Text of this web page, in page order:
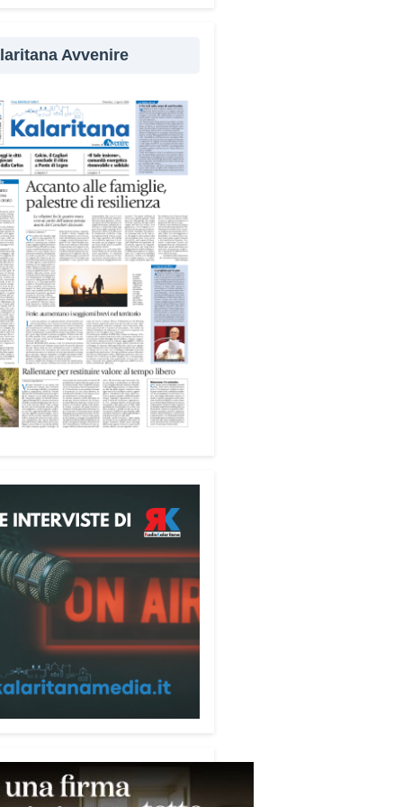
temi come solidarietà,
fragilità giovanili e dialogo
spiega Michela
dell’équipe organizzativa.
sono impegnati in diverse
del territorio, dall’assistenza
e alle persone con
nelle attività dell’OAMI al
nei centri di accoglienza
dove contribuiscono
alla cura degli spazi comuni.
cura degli ambienti
favorire accoglienza e
racconta Alessandro
accanto agli anziani della
di riposo Cristo Re.
di crescita umana e
che rafforza la vocazione
sottolinea Cristiano
della pace e della
nel Mediterraneo.
pomeriggio, alla Mediateca del
(MEM), l’incontro con
ha approfondito il ruolo dei
nella costruzione di ponti tra
Avvenire